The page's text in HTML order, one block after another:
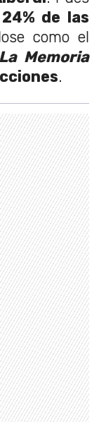
24% de las
como el
La Memoria
.